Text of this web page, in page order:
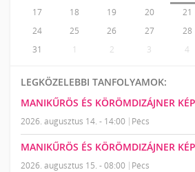
17
18 19 20 21
24
25 26 27 28
31
1 2 3 4
LEGKÖZELEBBI TANFOLYAMOK:
MANIKŰRÖS ÉS KÖRÖMDIZÁJNER
2026. augusztus 14. - 14:00 Pécs
MANIKŰRÖS ÉS KÖRÖMDIZÁJNER
2026. augusztus 15. - 08:00 Pécs